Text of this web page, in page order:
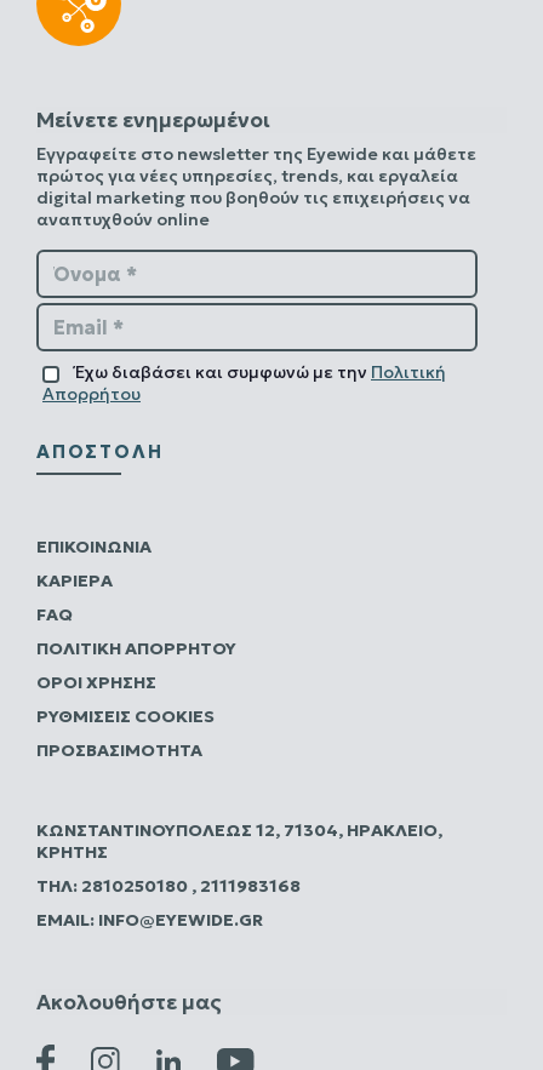
Μείνετε ενημερωμένοι
Εγγραφείτε στο newsletter της Eyewide και μάθετε
πρώτος για νέες υπηρεσίες, trends, και εργαλεία
digital marketing που βοηθούν τις επιχειρήσεις να
αναπτυχθούν online
Όνομα *
Email *
Έχω διαβάσει και συμφωνώ με την Πολιτική
Απορρήτου
ΑΠΟΣΤΟΛΉ
ΕΠΙΚΟΙΝΩΝΊΑ
ΚΑΡΙΈΡΑ
FAQ
ΠΟΛΙΤΙΚΗ ΑΠΟΡΡΗΤΟΥ
ΌΡΟΙ ΧΡΉΣΗΣ
ΡΥΘΜΊΣΕΙΣ COOKIES
ΠΡΟΣΒΑΣΙΜΌΤΗΤΑ
ΚΩΝΣΤΑΝΤΙΝΟΥΠΌΛΕΩΣ 12, 71304, ΗΡΆΚΛΕΙΟ,
ΚΡΉΤΗΣ
ΤΗΛ: 2810250180 , 2111983168
EMAIL: INFO@EYEWIDE.GR
Ακολουθήστε μας